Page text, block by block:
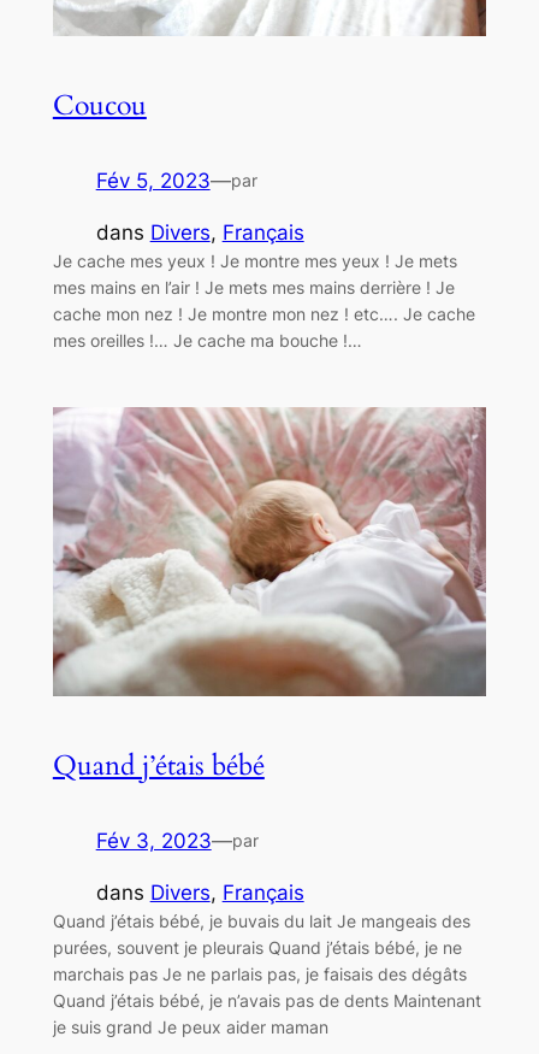
Coucou
Fév 5, 2023—par
dans Divers, Français
Je cache mes yeux ! Je montre mes yeux ! Je mets
mes mains en l’air ! Je mets mes mains derrière ! Je
cache mon nez ! Je montre mon nez ! etc…. Je cache
mes oreilles !… Je cache ma bouche !…
Quand j’étais bébé
Fév 3, 2023—par
dans Divers, Français
Quand j’étais bébé, je buvais du lait Je mangeais des
purées, souvent je pleurais Quand j’étais bébé, je ne
marchais pas Je ne parlais pas, je faisais des dégâts
Quand j’étais bébé, je n’avais pas de dents Maintenant
je suis grand Je peux aider maman